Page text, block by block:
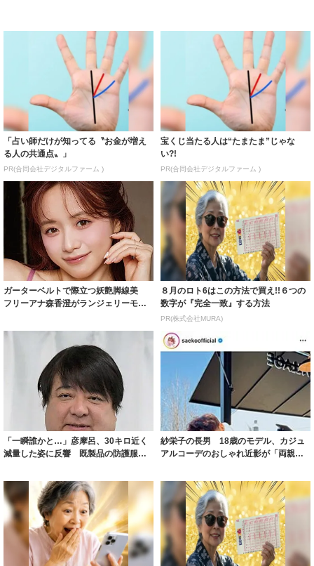
「占い師だけが知ってる〝お金が増え
る人の共通点〟」
PR(合同会社デジタルファーム )
宝くじ当たる人は“たまたま”じゃな
い?!
PR(合同会社デジタルファーム )
ガーターベルトで際立つ妖艶脚線美
フリーアナ森香澄がランジェリーモデ
８月のロト6はこの方法で買え!!６つの
数字が『完全一致』する方法
PR(株式会社MURA)
「一瞬誰かと…」彦摩呂、30キロ近く
減量した姿に反響 既製品の防護服が
紗栄子の長男 18歳のモデル、カジュ
アルコーデのおしゃれ近影が「両親の